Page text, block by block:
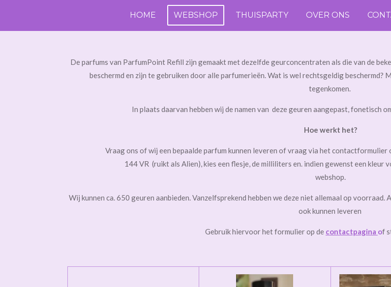
HOME WEBSHOP THUISPARTY OVER ONS
De parfums van ParfumPoint Refill zijn gemaakt met dezelfde geurconcentraten als die van de
beschermd en zijn te gebruiken door alle parfumerieën. Wat is wel rechtsgeldig beschermd?
tegenkomen.
In plaats daarvan hebben wij de namen van deze geuren aangepast, fonetisch
Hoe werkt het?
Vraag ons of wij een bepaalde parfum kunnen leveren of vraag via het contactformulier
144 VR (ruikt als Alien), kies een flesje, de milliliters en. indien gewenst een kleur
webshop.
Wij kunnen ca. 650 geuren aanbieden. Vanzelfsprekend hebben we deze niet allemaal op
ook kunnen leveren
Gebruik hiervoor het formulier op de contactpagina of